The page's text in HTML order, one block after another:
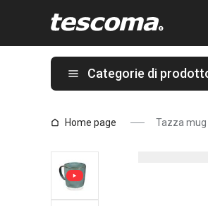
Categorie di
Home page Tazza mug